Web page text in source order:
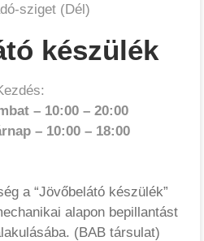
sziget (Dél)
készülék
– 10:00 – 20:00
– 10:00 – 18:00
a “Jövőbelátó készülék”
alapon bepillantást
(BAB társulat)